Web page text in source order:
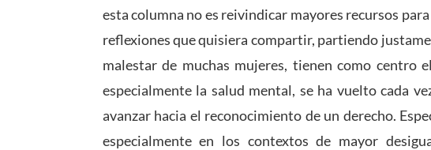
esta columna no es reivindicar mayores recursos
reflexiones que quisiera compartir, partiendo
malestar de muchas mujeres, tienen como centro
especialmente la salud mental, se ha vuelto cada
avanzar hacia el reconocimiento de un derecho.
especialmente en los contextos de mayor